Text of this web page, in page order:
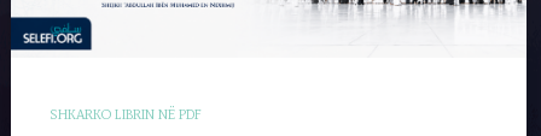
SHKARKO LIBRIN NË PDF